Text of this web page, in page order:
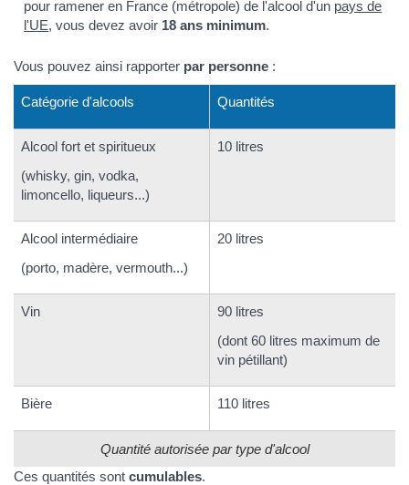
pour ramener en France (métropole) de l'alcool d'un pays de
l'UE, vous devez avoir 18 ans minimum.
Vous pouvez ainsi rapporter par personne :
Quantité autorisée par type d'alcool
Catégorie d'alcools Quantités
Alcool fort et spiritueux
(whisky, gin, vodka,
limoncello, liqueurs...)
10 litres
Alcool intermédiaire
(porto, madère, vermouth...)
20 litres
Vin
90 litres
(dont 60 litres maximum de
vin pétillant)
Bière 110 litres
Ces quantités sont cumulables.